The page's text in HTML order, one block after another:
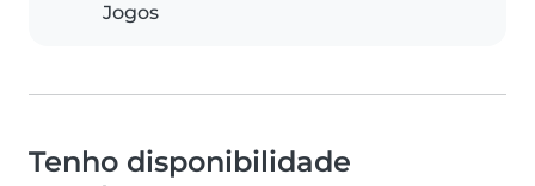
Jogos
Tenho disponibilidade